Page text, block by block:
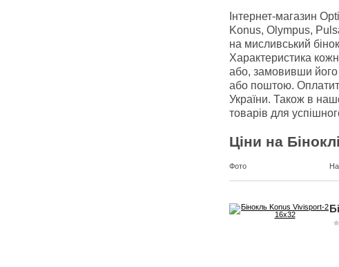
Інтернет-магазин
Konus, Olympus,
на мисливський
Характеристика
або, замовивши його
або поштою.
України. Також в
товарів для
Ціни на
Фото